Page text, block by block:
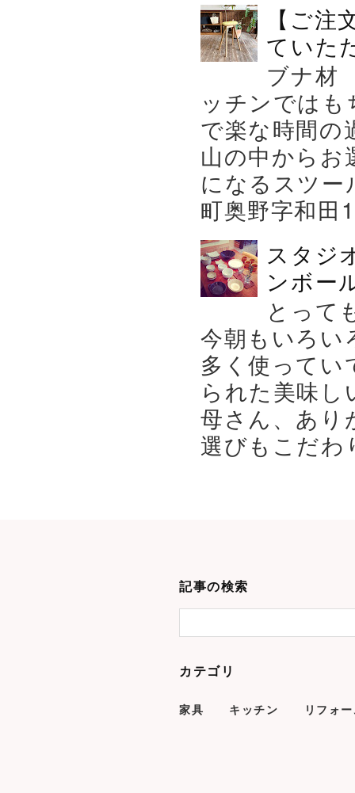
【ご
ていた
ブナ材
ッチンでは
で楽な時間の
山の中から
になるスツー
町奥野字和
スタジ
ンボー
とって
今朝もいろい
多く使ってい
られた美味
母さん、あり
選びもこだ
記事の検索
カテゴリ
家具 キッチン リフォ